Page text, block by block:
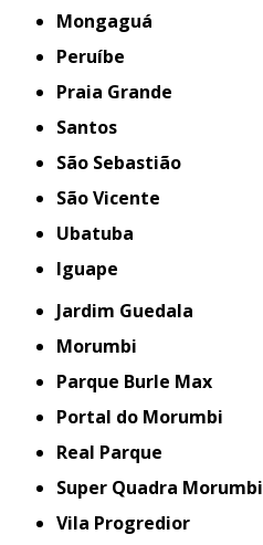
Mongaguá
Peruíbe
Praia Grande
Santos
São Sebastião
São Vicente
Ubatuba
iguape
Jardim Guedala
Morumbi
Parque Burle Max
Portal do Morumbi
Real Parque
Super Quadra Morumbi
Vila Progredior